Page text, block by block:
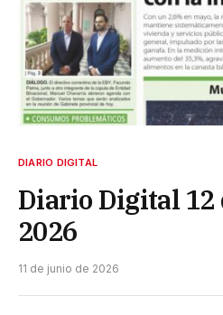
DIARIO DIGITAL
Diario Digital 12
2026
11 de junio de 2026